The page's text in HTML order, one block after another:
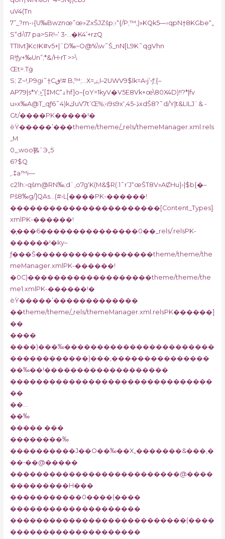
uV4(Tn
7”_?m-›{U‰Bwznœ”œ»ZxŠJZšp;‹“{/P;™,)»KQk5—›qpN†8KGbe“„
S“d›\17 pa>SR!–‘ 3•…�K4’+rzQ
TTIIvt]Kc⫲K#v5+|ˆD‰~O@%\w˜Š_nN[L9K˜qgVhn
R!ƒy+‰Un”;*&/H•rT >>\
Œt=.Tġ
S; Z~!‚P9gi˜†Cڧ!# B,™;…X=ۻ,I–2UWV9$lk=A›j’•ƒ;{–
AP79|s*Y;›̠”[‡MC“ۿhf]o–{oY=1kyV�V5E8Vk+œ\80X4D)!!?*|fv
u»x‰A@T_qƒ6˜4)kڬuV7t’Œ%;‹i9s9x‘,ڎ-45xdŠ8?˜d/Y|t&LILJ`& -
Gt/����PK�����!�
ѐŸ�����’���theme/theme/_rels/themeManager.xml.rels
„M
0„‚wooӺ‘&ˆЭ„5
6?$Q
,.‡a™i—
c21h:•qšm@RN‰;d`‚o7g‘K(M&$R(.1˜r’J“œŠT8V»AȻHu}›|$b{�–
Pš8‰g/]QAs…(#›L[����PK-������!
�����������������������[Content_Types].
xmlPK-������!
�֧���6���������������0��_rels/.relsPK-
������!�ky–
ƒ���Š������������������theme/theme/the
meManager.xmlPK-������!
�0C)�������������������theme/theme/the
me1.xmlPK-������!�
ѐŸ�����’�������������
��theme/theme/_rels/themeManager.xml.relsPK������]
��
����
����)���‰�����������������������
������������)���,���������������
��‰��!�������������������
�������������������������������
��
��…
��‰
����� ���
��������‰
����������J��O��‰��X„�������&���,�
��•��@�����
��������������������������@����
���������H���
�����������0����(����
��������������������
���������������������������(����
��������������������